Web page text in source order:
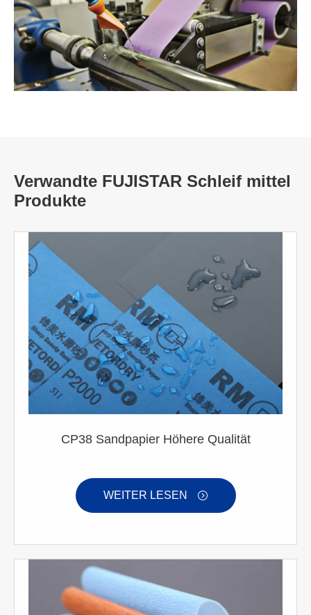
Verwandte FUJISTAR Schleif mittel
Produkte
CP38 Sandpapier Höhere Qualität
WEITER LESEN 